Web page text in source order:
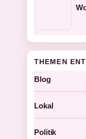
THEMEN
Blog
Lokal
Politik